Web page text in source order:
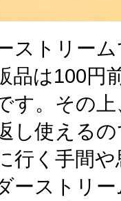
ストリー
品は100円
す。その
し使える
行く手間
ーストリ